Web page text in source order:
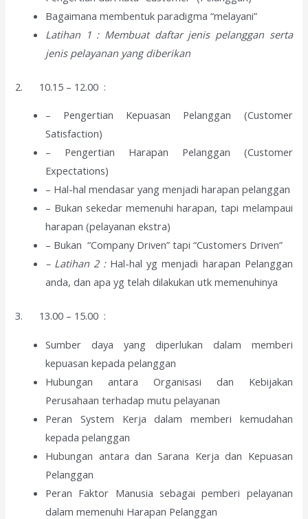
Bagaimana membentuk paradigma “melayani”
Latihan 1 : Membuat daftar jenis pelanggan serta
jenis pelayanan yang diberikan
2. 10.15 – 12.00 :
– Pengertian Kepuasan Pelanggan (Customer
Satisfaction)
– Pengertian Harapan Pelanggan (Customer
Expectations)
– Hal-hal mendasar yang menjadi harapan pelanggan
– Bukan sekedar memenuhi harapan, tapi melampaui
harapan (pelayanan ekstra)
– Bukan “Company Driven” tapi “Customers Driven”
– Latihan 2 :Hal-hal yg menjadi harapan Pelanggan
anda, dan apa yg telah dilakukan utk memenuhinya
3. 13.00 – 15.00 :
Sumber daya yang diperlukan dalam memberi
kepuasan kepada pelanggan
Hubungan antara Organisasi dan Kebijakan
Perusahaan terhadap mutu pelayanan
Peran System Kerja dalam memberi kemudahan
kepada pelanggan
Hubungan antara dan Sarana Kerja dan Kepuasan
Pelanggan
Peran Faktor Manusia sebagai pemberi pelayanan
dalam memenuhi Harapan Pelanggan